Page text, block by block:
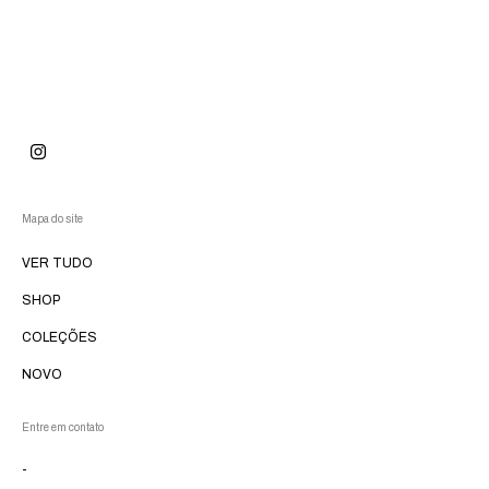
Mapa do site
VER TUDO
SHOP
COLEÇÕES
NOVO
Entre em contato
-